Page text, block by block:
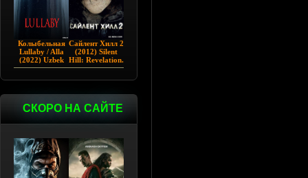
Колыбельная
Lullaby / Alla
(2022) Uzbek
tilida
Сайлент Хилл 2
(2012) Silent
Hill: Revelation.
СКОРО НА САЙТЕ